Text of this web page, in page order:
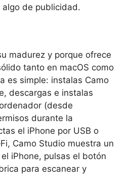
de publicidad.
madurez y porque ofrece
tanto en macOS como
es simple: instalas Camo
descargas e instalas
(desde
durante la
el iPhone por USB o
Camo Studio muestra un
iPhone, pulsas el botón
para escanear y